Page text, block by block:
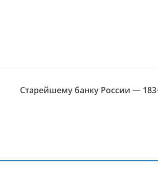
Старейшему банку России — 183